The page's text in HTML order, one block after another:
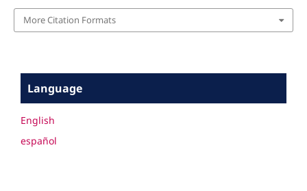
More Citation Formats
Language
English
español